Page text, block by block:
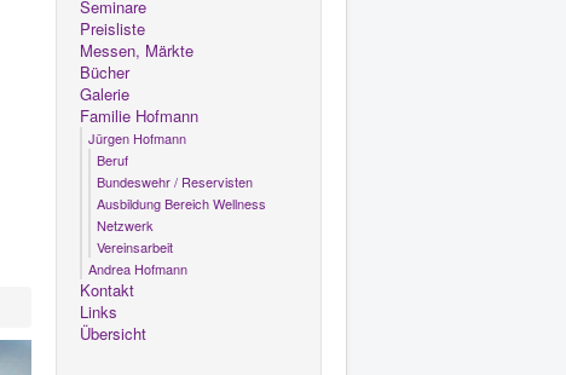
Seminare
Preisliste
Messen, Märkte
Bücher
Galerie
Familie Hofmann
Jürgen Hofmann
Beruf
Bundeswehr / Reservisten
Ausbildung Bereich Wellness
Netzwerk
Vereinsarbeit
Andrea Hofmann
Kontakt
Links
Übersicht